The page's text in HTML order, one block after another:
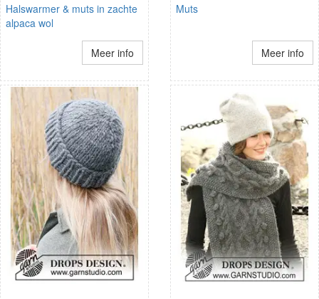
Halswarmer & muts in zachte
alpaca wol
Meer info
Muts
Meer info